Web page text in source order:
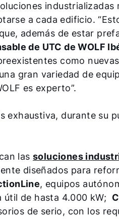
industrializadas
a cada edificio.
además de estar
de UTC de WOLF
como
gran variedad de
es experto”.
exhaustiva, durante su
las soluciones
diseñados para
, equipos
de hasta 4.000 kW;
de serio, con los